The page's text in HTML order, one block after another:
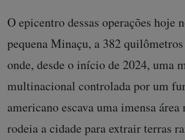
O epicentro dessas operações hoje
pequena Minaçu, a 382
onde, desde o início de 2024, uma
multinacional controlada por um
americano escava uma imensa área
rodeia a cidade para extrair terras